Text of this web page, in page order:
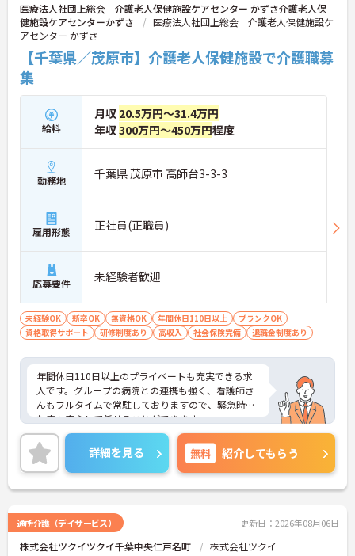
医療法人社団上総会 介護老人保健施設ケアセンター かずさ介護老人保
健施設ケアセンターかずさ
医療法人社団上総会 介護老人保健施設ケ
アセンター かずさ
【千葉県／茂原市】介護老人保健施設で介護職募
集
給料
月収 20.5万円～31.4万円
年収300万円～450万円程度
勤務地 千葉県 茂原市 高師台3-3-3
雇用形態 正社員(正職員)
応募要件 未経験者歓迎
未経験OK 新卒OK 無資格OK 年間休日110日以上
ブランクOK
資格取得サポート
研修制度あり 高収入 社会保険完備 退職金制度あり
年間休日110日以上のプライベートも充実できる求
人です。グループの病院との連携も強く、看護師さ
んもフルタイムで常駐しておりますので、緊急時の
対応も安心して任せることができます。
福利厚生も充実しており、長く安心して働ける制度
が整っています。
育児休業の取得実績があるのでライフステージにも
対応可能です。
仕事と家庭の両立がしやすい当施設で、ぜひあなた
施設です。
詳細を見る 無料 紹介してもらう
通所介護（デイサービス） 更新日：2026年08月06日
株式会社ツクイツクイ千葉中央仁戸名町 株式会社ツクイ